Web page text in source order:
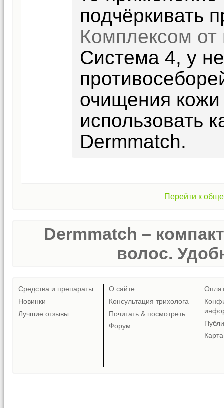
подчёркивать
Комплексом
Система 4, у
очищения
использовать
Dermmatch.
Перейти к
Dermmatch –
волос.
Средства и препараты
Новинки
Лучшие отзывы
О сайте
Консультация трихолога
Почитать & посмотреть
Форум